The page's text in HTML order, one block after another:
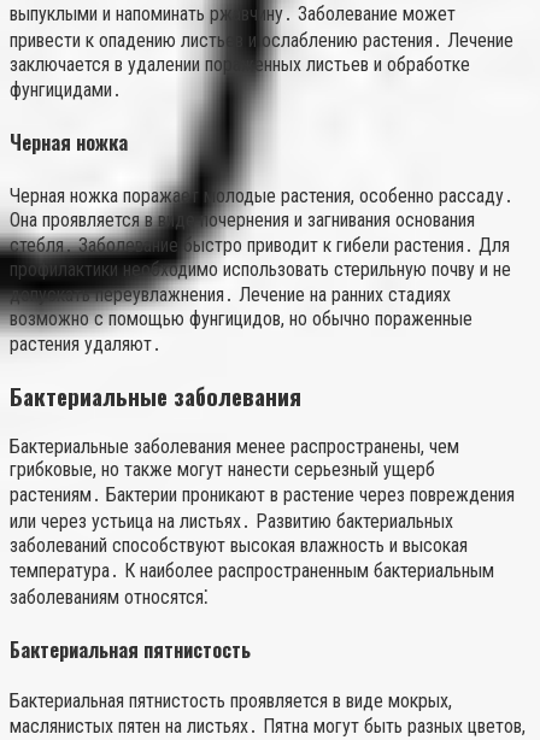
выпуклыми и напоминать ржавчину․ Заболевание может
привести к опадению листьев и ослаблению растения․ Лечение
заключается в удалении пораженных листьев и обработке
фунгицидами․
Черная ножка
Черная ножка поражает молодые растения, особенно рассаду․
Она проявляется в виде почернения и загнивания основания
стебля․ Заболевание быстро приводит к гибели растения․ Для
профилактики необходимо использовать стерильную почву и не
допускать переувлажнения․ Лечение на ранних стадиях
возможно с помощью фунгицидов, но обычно пораженные
растения удаляют․
Бактериальные заболевания
Бактериальные заболевания менее распространены, чем
грибковые, но также могут нанести серьезный ущерб
растениям․ Бактерии проникают в растение через повреждения
или через устьица на листьях․ Развитию бактериальных
заболеваний способствуют высокая влажность и высокая
температура․ К наиболее распространенным бактериальным
заболеваниям относятся⁚
Бактериальная пятнистость
Бактериальная пятнистость проявляется в виде мокрых,
маслянистых пятен на листьях․ Пятна могут быть разных цветов,